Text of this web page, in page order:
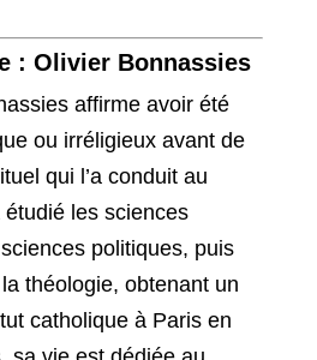
: Olivier Bonnassies
affirme avoir été
ou irréligieux avant de
qui l’a conduit au
les sciences
politiques, puis
théologie, obtenant un
catholique à Paris en